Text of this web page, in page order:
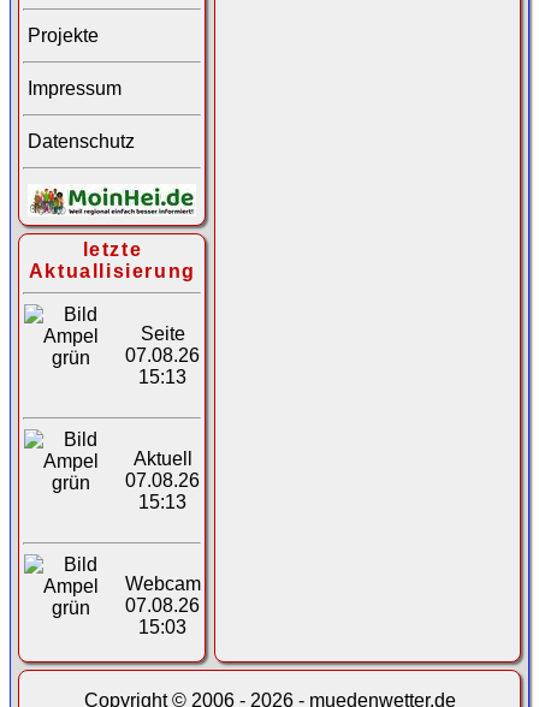
Projekte
Impressum
Datenschutz
letzte
Aktuallisierung
Seite
07.08.26
15:13
Aktuell
07.08.26
15:13
Webcam
07.08.26
15:03
Copyright © 2006 - 2026 - muedenwetter.de